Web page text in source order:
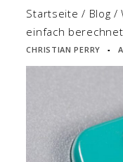
Startseite / Blog /
einfach berechnet
CHRISTIAN PERRY ▪